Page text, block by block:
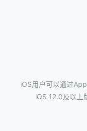
iOS用户可以通过
iOS 12.0及以上